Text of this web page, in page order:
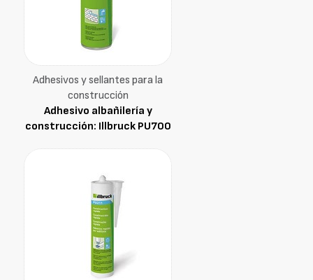
Adhesivos y sellantes para la
construcción
Adhesivo albañilería y
construcción: Illbruck PU700